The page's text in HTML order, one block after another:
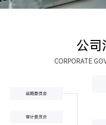
公司
CORPORATE